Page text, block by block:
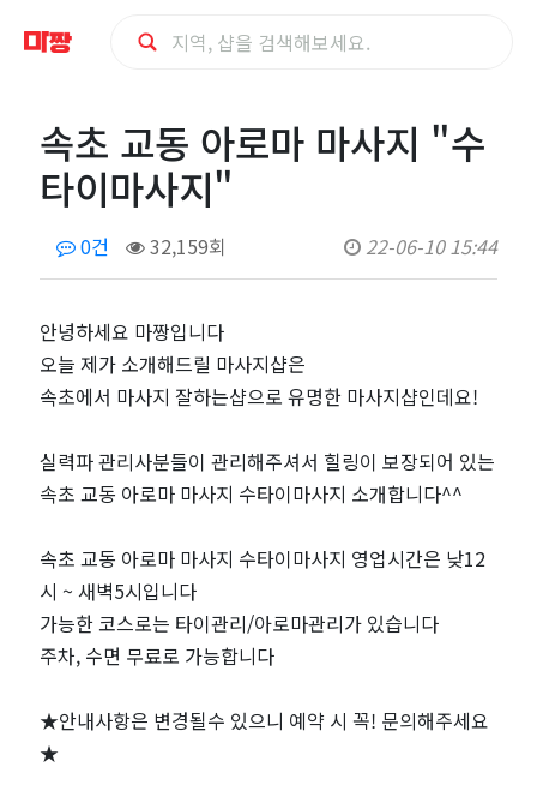
초
동
아
로
마
마
사
지
"수
타
속초 교동 아로마 마사지 "수
타이마사지"
0건 32,159회 22-06-10 15:44
안녕하세요 마짱입니다
오늘 제가 소개해드릴 마사지샵은
속초에서 마사지 잘하는샵으로 유명한 마사지샵인데요!
실력파 관리사분들이 관리해주셔서 힐링이 보장되어 있는
속초 교동 아로마 마사지 수타이마사지 소개합니다^^
속초 교동 아로마 마사지 수타이마사지 영업시간은 낮12
시 ~ 새벽5시입니다
가능한 코스로는 타이관리/아로마관리가 있습니다
주차, 수면 무료로 가능합니다
★안내사항은 변경될수 있으니 예약 시 꼭! 문의해주세요
★